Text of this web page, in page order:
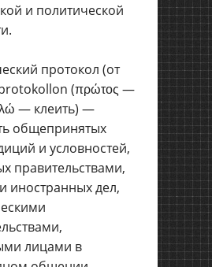
и политической
протокол (от
(πρώτος —
— клеить) —
общепринятых
и условностей,
правительствами,
иностранных дел,
лицами в